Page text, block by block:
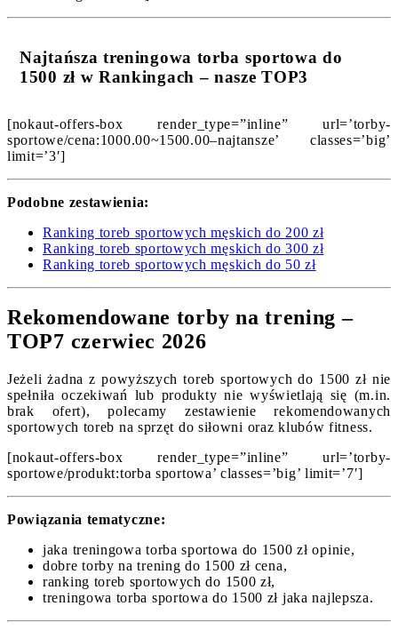
Najtańsza treningowa torba sportowa do
1500 zł w Rankingach – nasze TOP3
[nokaut-offers-box render_type=”inline” url=’torby-
sportowe/cena:1000.00~1500.00–najtansze’ classes=’big’
limit=’3′]
Podobne zestawienia:
Ranking toreb sportowych męskich do 200 zł
Ranking toreb sportowych męskich do 300 zł
Ranking toreb sportowych męskich do 50 zł
Rekomendowane torby na trening –
TOP7 czerwiec 2026
Jeżeli żadna z powyższych toreb sportowych do 1500 zł nie
spełniła oczekiwań lub produkty nie wyświetlają się (m.in.
brak ofert), polecamy zestawienie rekomendowanych
sportowych toreb na sprzęt do siłowni oraz klubów fitness.
[nokaut-offers-box render_type=”inline” url=’torby-
sportowe/produkt:torba sportowa’ classes=’big’ limit=’7′]
Powiązania tematyczne:
jaka treningowa torba sportowa do 1500 zł opinie,
dobre torby na trening do 1500 zł cena,
ranking toreb sportowych do 1500 zł,
treningowa torba sportowa do 1500 zł jaka najlepsza.